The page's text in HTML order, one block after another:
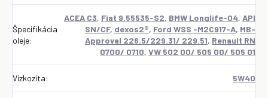
Špecifikácia
oleje:
ACEA C3, Fiat 9.55535-S2, BMW Longlife-04, API
SN/CF, dexos2®, Ford WSS -M2C917-A, MB-
Approval 226.5/229.31/ 229.51, Renault RN
0700/ 0710, VW 502 00/ 505 00/ 505 01
Vizkozita: 5W40